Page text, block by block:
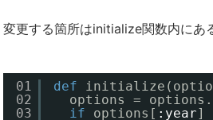
変更する箇所はinitialize関数内にあ
01
02
03
def
options =
if
options[ :year]